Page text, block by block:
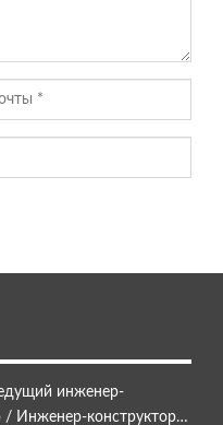
инженер-
/ Инженер-конструктор…